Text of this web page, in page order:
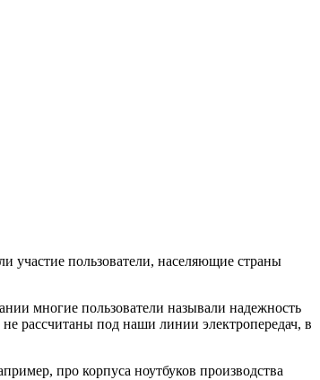
участие пользователи, населяющие страны
многие пользователи называли надежность
рассчитаны под наши линии электропередач, в
про корпуса ноутбуков производства